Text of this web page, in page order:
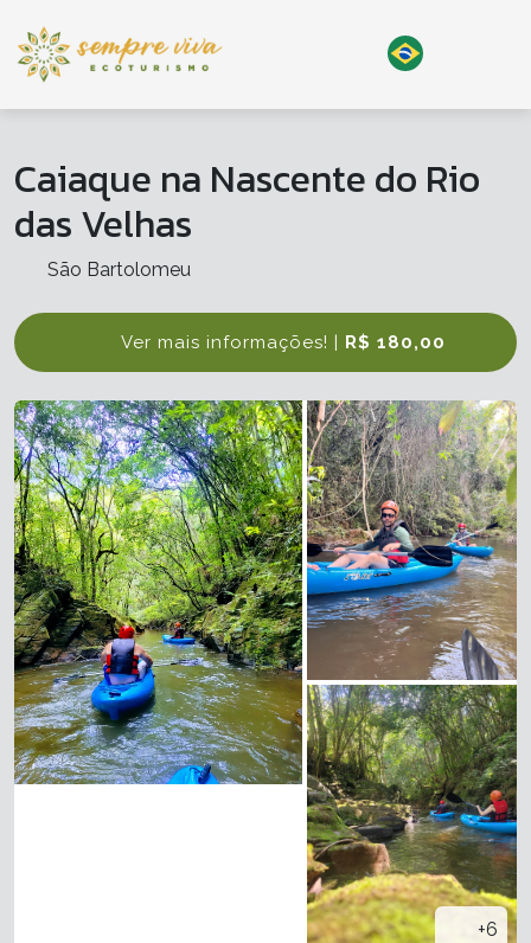
Caiaque na Nascente do Rio
das Velhas
São Bartolomeu
Ver mais informações! | R$ 180,00
+6